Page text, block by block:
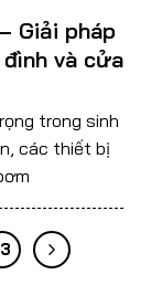
Giải pháp
và cửa
trong sinh
các thiết bị